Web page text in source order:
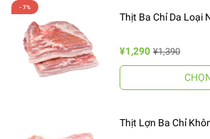
Thịt Ba Chỉ Da Loại
¥1,290 ¥1,390
Thịt Lợn Ba Chỉ